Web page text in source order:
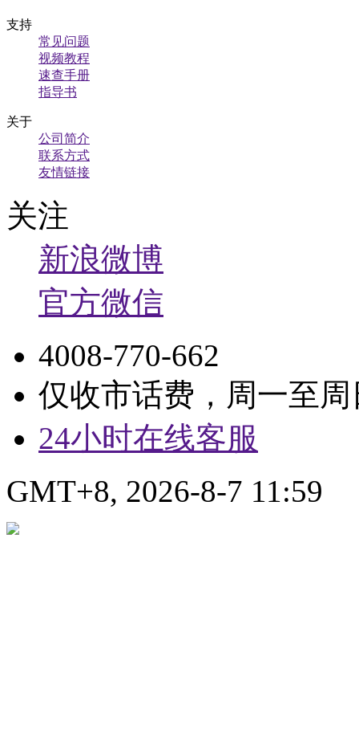
支持
常见问题
视频教程
速查手册
指导书
关于
公司简介
联系方式
友情链接
关注
新浪微博
官方微信
4008-770-662
仅收市话费，周一至周
24小时在线客服
GMT+8, 2026-8-7 11:59